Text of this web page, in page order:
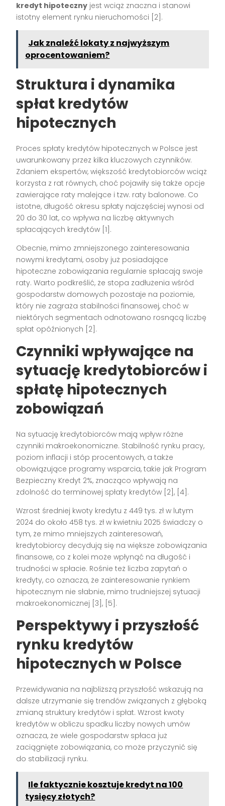
kredyt hipoteczny jest wciąż znaczna i stanowi
istotny element rynku nieruchomości [2].
Jak znaleźć lokaty z najwyższym
oprocentowaniem?
Struktura i dynamika
spłat kredytów
hipotecznych
Proces spłaty kredytów hipotecznych w Polsce jest
uwarunkowany przez kilka kluczowych czynników.
Zdaniem ekspertów, większość kredytobiorców wciąż
korzysta z rat równych, choć pojawiły się także opcje
zawierające raty malejące i tzw. raty balonowe. Co
istotne, długość okresu spłaty najczęściej wynosi od
20 do 30 lat, co wpływa na liczbę aktywnych
spłacających kredytów [1].
Obecnie, mimo zmniejszonego zainteresowania
nowymi kredytami, osoby już posiadające
hipoteczne zobowiązania regularnie spłacają swoje
raty. Warto podkreślić, że stopa zadłużenia wśród
gospodarstw domowych pozostaje na poziomie,
który nie zagraża stabilności finansowej, choć w
niektórych segmentach odnotowano rosnącą liczbę
spłat opóźnionych [2].
Czynniki wpływające na
sytuację kredytobiorców i
spłatę hipotecznych
zobowiązań
Na sytuację kredytobiorców mają wpływ różne
czynniki makroekonomiczne. Stabilność rynku pracy,
poziom inflacji i stóp procentowych, a także
obowiązujące programy wsparcia, takie jak Program
Bezpieczny Kredyt 2%, znacząco wpływają na
zdolność do terminowej spłaty kredytów [2], [4].
Wzrost średniej kwoty kredytu z 449 tys. zł w lutym
2024 do około 458 tys. zł w kwietniu 2025 świadczy o
tym, że mimo mniejszych zainteresowań,
kredytobiorcy decydują się na większe zobowiązania
finansowe, co z kolei może wpłynąć na długość i
trudności w spłacie. Rośnie też liczba zapytań o
kredyty, co oznacza, że zainteresowanie rynkiem
hipotecznym nie słabnie, mimo trudniejszej sytuacji
makroekonomicznej [3], [5].
Perspektywy i przyszłość
rynku kredytów
hipotecznych w Polsce
Przewidywania na najbliższą przyszłość wskazują na
dalsze utrzymanie się trendów związanych z głęboką
zmianą struktury kredytów i spłat. Wzrost kwoty
kredytów w obliczu spadku liczby nowych umów
oznacza, że wiele gospodarstw spłaca już
zaciągnięte zobowiązania, co może przyczynić się
do stabilizacji rynku.
Ile faktycznie kosztuje kredyt na 100
tysięcy złotych?